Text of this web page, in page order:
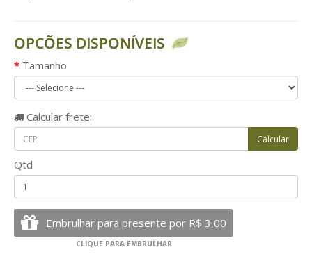
OPCÕES DISPONÍVEIS
Tamanho
Calcular frete:
Qtd